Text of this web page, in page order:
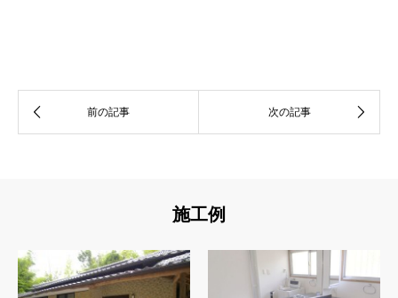
施工例